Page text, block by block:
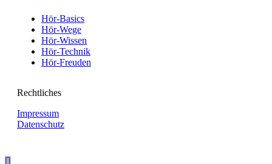
Hör-Basics
Hör-Wege
Hör-Wissen
Hör-Technik
Hör-Freuden
Rechtliches
Impressum
Datenschutz